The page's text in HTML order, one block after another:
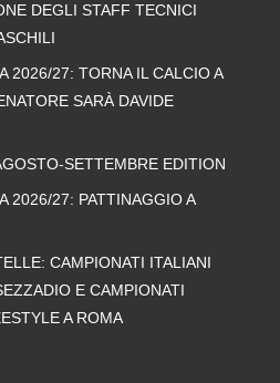
DEGLI STAFF TECNICI
2026/27: TORNA IL CALCIO A
SARÀ DAVIDE
SETTEMBRE EDITION
2026/27: PATTINAGGIO A
CAMPIONATI ITALIANI
E CAMPIONATI
A ROMA